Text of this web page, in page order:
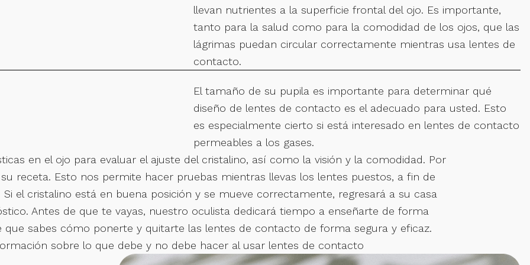
llevan nutrientes a la superficie frontal del ojo. Es importante,
tanto para la salud como para la comodidad de los ojos, que las
lágrimas puedan circular correctamente mientras usa lentes de
contacto.
El tamaño de su pupila es importante para determinar qué
diseño de lentes de contacto es el adecuado para usted. Esto
es especialmente cierto si está interesado en lentes de contacto
permeables a los gases.
en el ojo para evaluar el ajuste del cristalino, así como la visión y la comodidad. Por
receta. Esto nos permite hacer pruebas mientras llevas los lentes puestos, a fin de
el cristalino está en buena posición y se mueve correctamente, regresará a su casa
Antes de que te vayas, nuestro oculista dedicará tiempo a enseñarte de forma
que sabes cómo ponerte y quitarte las lentes de contacto de forma segura y eficaz.
sobre lo que debe y no debe hacer al usar lentes de contacto